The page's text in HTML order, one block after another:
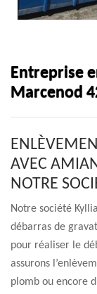
Entreprise
Marcenod
AVEC
NOTRE
Notre société
débarras de
pour réaliser le
assurons
plomb ou encore